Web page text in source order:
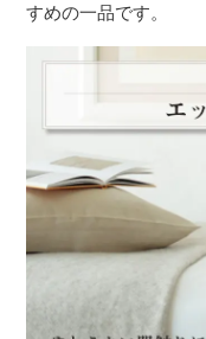
すめの一品です。